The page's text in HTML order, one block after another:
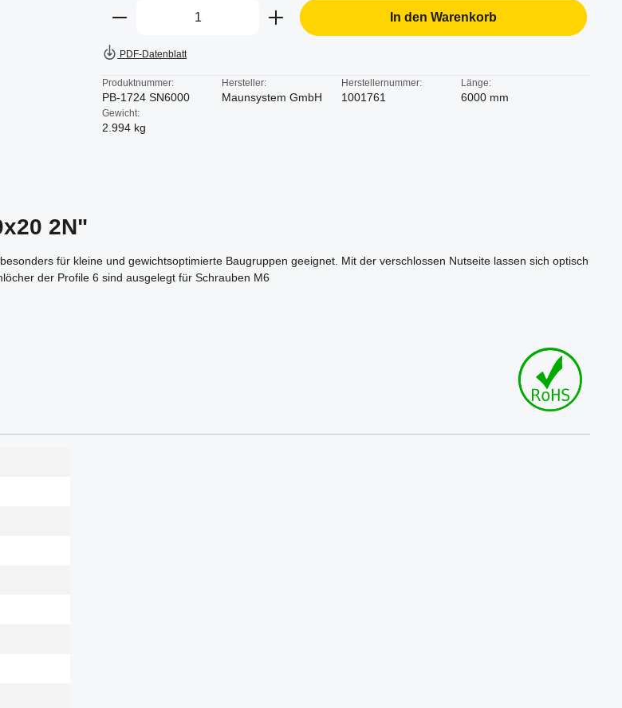
Produkt Anzahl: Gib den gewünschten Wert ein oder
In den Warenkorb
PDF-Datenblatt
Produktnummer:
PB-1724 SN6000
Hersteller:
Maunsystem GmbH
Herstellernummer:
1001761
Länge:
6000 mm
Gewicht:
2.994 kg
2N"
für kleine und gewichtsoptimierte Baugruppen geeignet. Mit der verschlossen Nutseite lassen sich optisch
der Profile 6 sind ausgelegt für Schrauben M6